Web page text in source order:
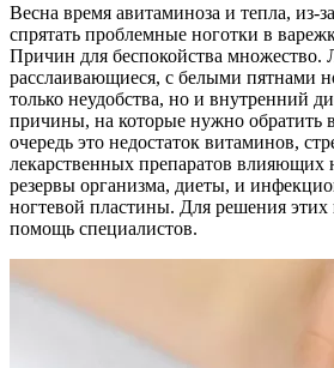
Весна время авитаминоза и тепла, из-
спрятать проблемные ноготки в
Причин для беспокойства множество.
расслаивающиеся, с белыми пятнами
только неудобства, но и внутренний
причины, на которые нужно обратить
очередь это недостаток витаминов,
лекарственных препаратов влияющих
резервы организма, диеты, и
ногтевой пластины. Для решения этих
помощь специалистов.